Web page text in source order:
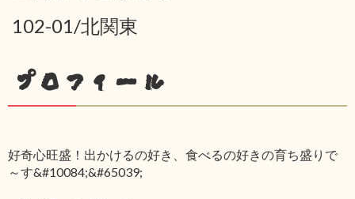
102-01/北関東
プロフィール
好奇心旺盛！出かけるの好き、食べるの好きの育ち盛りで
～す&#10084;&#65039;